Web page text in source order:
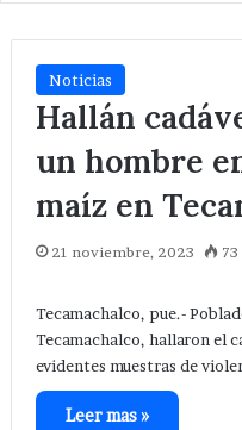
Noticias
Hallán
un hombre
maíz en
21 noviembre, 2023 73
Tecamachalco, pue.-
Tecamachalco, hallaron el
evidentes muestras de
Leer mas »